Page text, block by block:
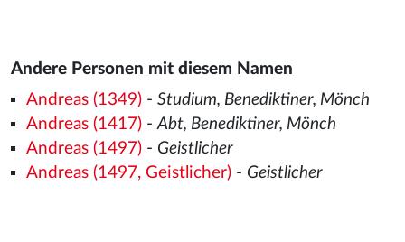
Andere Personen mit diesem Namen
Andreas (1349)- Studium, Benediktiner, Mönch
Andreas (1417)-Abt, Benediktiner, Mönch
Andreas (1497)- Geistlicher
Andreas (1497, Geistlicher)- Geistlicher